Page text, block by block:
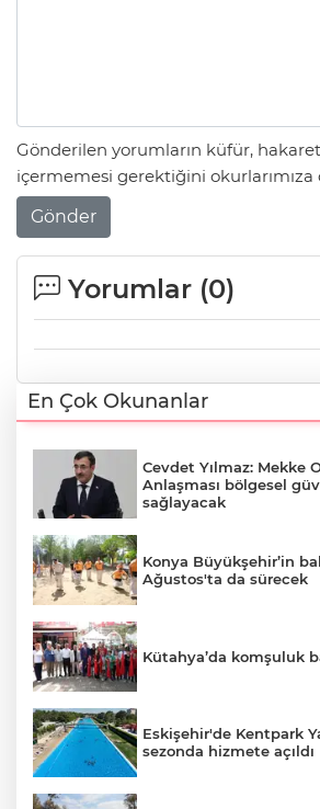
Gönderilen yorumların küfür,
içermemesi gerektiğini okurlarımıza
Gönder
Yorumlar (0)
En Çok Okunanlar
Cevdet Yılmaz: Mekke
Anlaşması bölgesel
sağlayacak
Konya Büyükşehir’in
Ağustos'ta da sürecek
Kütahya’da komşuluk
Eskişehir'de Kentpark
sezonda hizmete açıldı